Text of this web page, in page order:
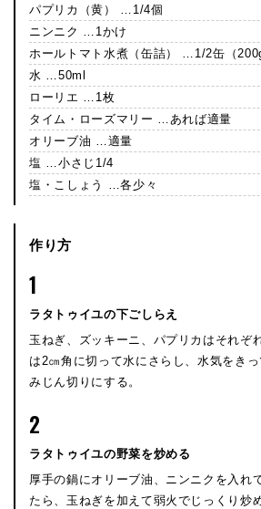
パプリカ（黄） …1/4個
ニンニク …1かけ
ホールトマト水煮（缶詰） …1/2缶（200g
水 …50ml
ローリエ …1枚
タイム・ローズマリー …あれば適量
オリーブ油 …適量
塩 …小さじ1/4
塩・こしょう …各少々
作り方
1
ラタトゥイユの下ごしらえ
玉ねぎ、ズッキーニ、パプリカはそれぞ
は2㎝角に切って水にさらし、水気をき
みじん切りにする。
2
ラタトゥイユの野菜を炒める
厚手の鍋にオリーブ油、ニンニクを入れ
たら、玉ねぎを加えて弱火でじっくり炒